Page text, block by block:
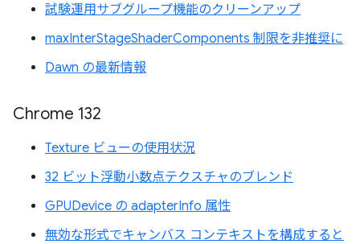
試験運用サブグループ機能のクリーンアップ
maxInterStageShaderComponents 制限を非推奨に
Dawn の最新情報
Chrome 132
Texture ビューの使用状況
32 ビット浮動小数点テクスチャのブレンド
GPUDevice の adapterInfo 属性
無効な形式でキャンバス コンテキストを構成すると